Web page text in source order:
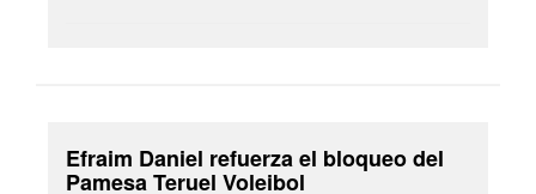
Efraim Daniel refuerza el bloqueo del
Pamesa Teruel Voleibol